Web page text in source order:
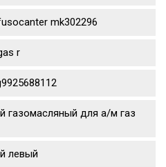
mk302296
r
газомасляный для а/м газ
левый